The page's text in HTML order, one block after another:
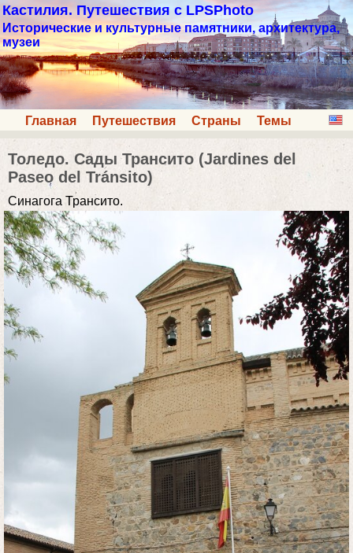
Кастилия. Путешествия с LPSPhoto
Исторические и культурные памятники, архитектура,
музеи
Главная Путешествия Страны Темы
Толедо. Сады Трансито (Jardines del
Paseo del Tránsito)
Синагога Трансито.